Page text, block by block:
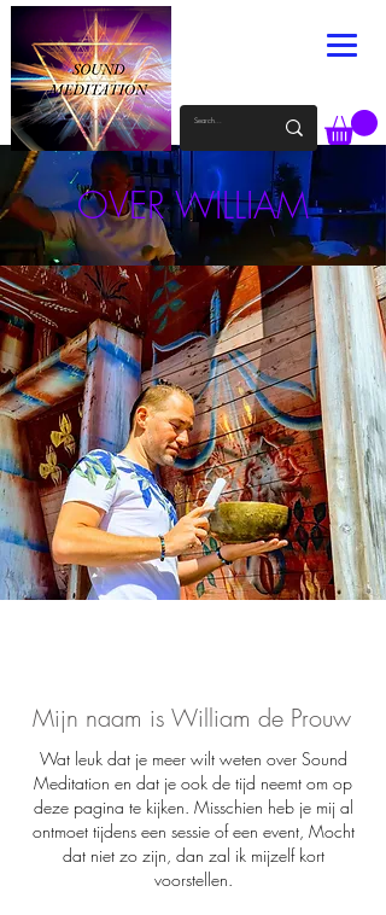
OVER WILLIAM
Mijn naam is William de Prouw
Wat leuk dat je meer wilt weten over Sound
Meditation en dat je ook de tijd neemt om op
deze pagina te kijken. Misschien heb je mij al
ontmoet tijdens een sessie of een event, Mocht
dat niet zo zijn, dan zal ik mijzelf kort
voorstellen.